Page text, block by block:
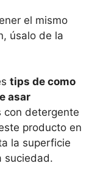
el mismo
úsalo de la
tips de como
asar
con detergente
producto en
la superficie
suciedad.